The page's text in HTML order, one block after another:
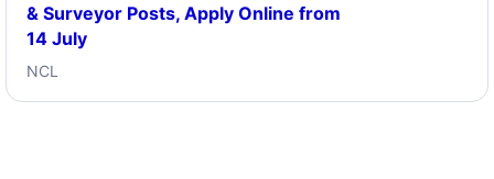
& Surveyor Posts, Apply Online from
14 July
NCL